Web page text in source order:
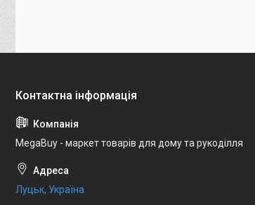
MegaBuy - маркет товарів для дому та рукоділля
Луцьк, Україна